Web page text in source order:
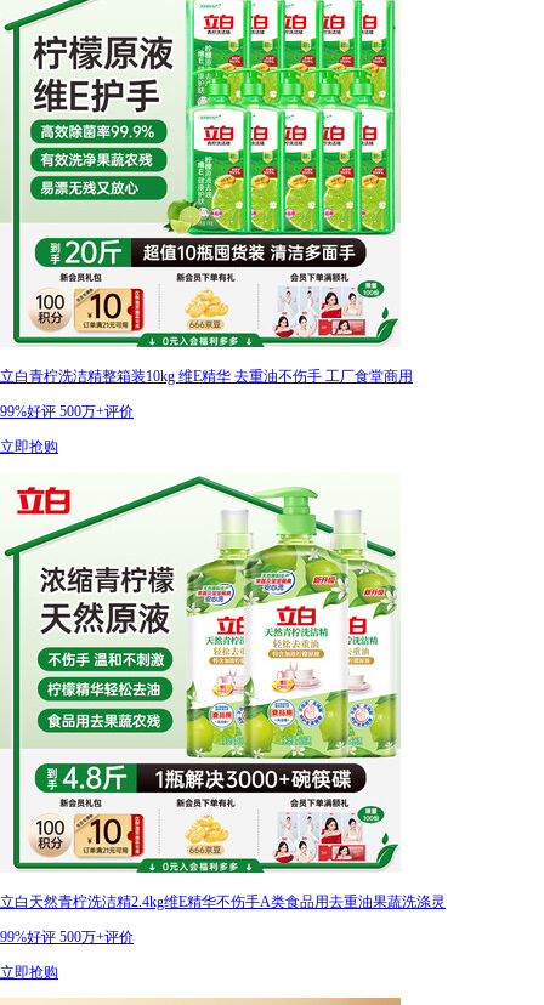
立白青柠洗洁精整箱装10kg 维E精华 去重油不伤手 工厂食堂商用
99%好评 500万+评价
立即抢购
立白天然青柠洗洁精2.4kg维E精华不伤手A类食品用去重油果蔬洗涤灵
99%好评 500万+评价
立即抢购